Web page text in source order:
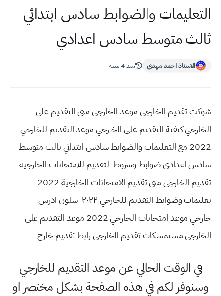
التعليمات والضوابط سادس ابتدائي
ثالث متوسط سادس اعدادي
الاستاذ احمد مهدي منذ 4 سنة
شوكت تقديم الخارجي موعد الخارجي متى التقديم على
الخارجي كيفية التقديم على الخارجي موعد التقديم للخارجي
2022 مع التعليمات والضوابط سادس ابتدائي ثالث متوسط
سادس اعدادي ضوابط وشروط التقديم للامتحانات الخارجية
تقديم الخارجي متى تقديم الامتحانات الخارجية 2022
تعليمات وضوابط التقديم للخارجي ٢٠٢٢ شلون ادرس
خارجي موعد امتحانات الخارجي 2022 موعد التقديم على
الخارجي مستمسكات تقديم الخارجي رابط تقديم خارج
في الوقت الحالي عن موعد التقديم للخارجي
وسنوفر لكم في هذه الصفحة بشكل مختصر او